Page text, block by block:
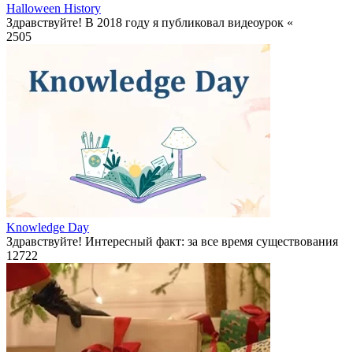
Halloween History
Здравствуйте! В 2018 году я публиковал видеоурок «
2505
Knowledge Day
Здравствуйте! Интересный факт: за все время существования
12722